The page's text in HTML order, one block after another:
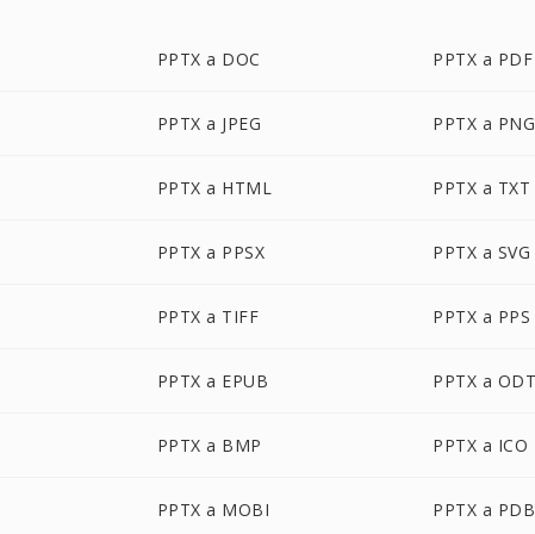
PPTX a DOC PPTX a PDF
PPTX a JPEG PPTX a PNG
PPTX a HTML PPTX a TXT
PPTX a PPSX PPTX a SVG
PPTX a TIFF PPTX a PPS
PPTX a EPUB PPTX a ODT
PPTX a BMP PPTX a ICO
PPTX a MOBI PPTX a PDB